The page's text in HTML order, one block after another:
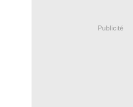
Publicité